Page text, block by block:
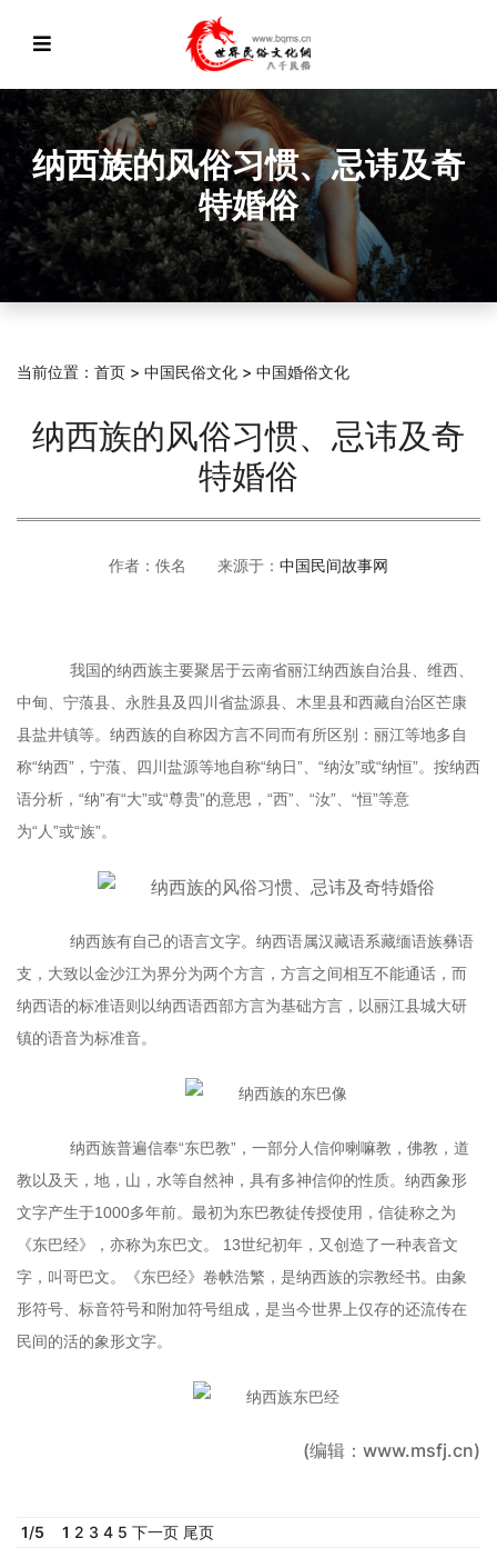
纳西族的风俗习惯、忌讳及奇
特婚俗
当前位置： 首页 > 中国民俗文化 > 中国婚俗文化
纳西族的风俗习惯、忌讳及奇
特婚俗
作者：佚名 来源于： 中国民间故事网
我国的纳西族主要聚居于云南省丽江纳西族自治县、维西、
中甸、宁蒗县、永胜县及四川省盐源县、木里县和西藏自治区芒康
县盐井镇等。纳西族的自称因方言不同而有所区别：丽江等地多自
称“纳西”，宁蒗、四川盐源等地自称“纳日”、“纳汝”或“纳恒”。按纳西
语分析，“纳”有“大”或“尊贵”的意思，“西”、“汝”、“恒”等意
为“人”或“族”。
纳西族有自己的语言文字。纳西语属汉藏语系藏缅语族彝语
支，大致以金沙江为界分为两个方言，方言之间相互不能通话，而
纳西语的标准语则以纳西语西部方言为基础方言，以丽江县城大研
镇的语音为标准音。
纳西族普遍信奉“东巴教”，一部分人信仰喇嘛教，佛教，道
教以及天，地，山，水等自然神，具有多神信仰的性质。纳西象形
文字产生于1000多年前。最初为东巴教徒传授使用，信徒称之为
《东巴经》，亦称为东巴文。 13世纪初年，又创造了一种表音文
字，叫哥巴文。《东巴经》卷帙浩繁，是纳西族的宗教经书。由象
形符号、标音符号和附加符号组成，是当今世界上仅存的还流传在
民间的活的象形文字。
(编辑：www.msfj.cn)
1/5 1 2 3 4 5 下一页 尾页